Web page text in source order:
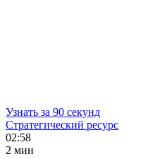
Узнать за 90 секунд
Стратегический ресурс
02:58
2 мин